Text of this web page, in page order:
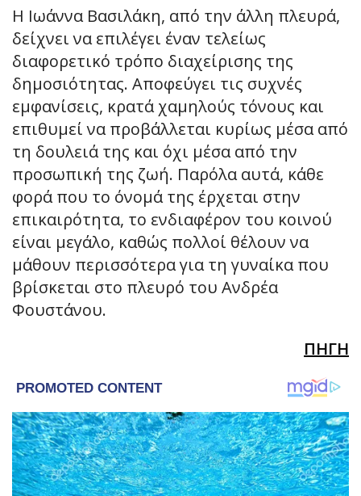
Η Ιωάννα Βασιλάκη, από την άλλη πλευρά,
δείχνει να επιλέγει έναν τελείως
διαφορετικό τρόπο διαχείρισης της
δημοσιότητας. Αποφεύγει τις συχνές
εμφανίσεις, κρατά χαμηλούς τόνους και
επιθυμεί να προβάλλεται κυρίως μέσα από
τη δουλειά της και όχι μέσα από την
προσωπική της ζωή. Παρόλα αυτά, κάθε
φορά που το όνομά της έρχεται στην
επικαιρότητα, το ενδιαφέρον του κοινού
είναι μεγάλο, καθώς πολλοί θέλουν να
μάθουν περισσότερα για τη γυναίκα που
βρίσκεται στο πλευρό του Ανδρέα
Φουστάνου.
ΠΗΓΗ